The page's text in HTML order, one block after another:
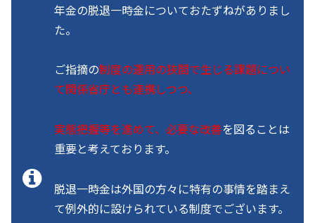
年金の脱退一時金についておたずねがありまし
た。
ご指摘の制度の運用の狭間で生じる課題につい
て関係省庁とも連携しつつ、
実態把握等を進めて、必要な改善を図ることは
重要と考えております。
脱退一時金は外国の方々に特有の事情を踏まえ
て例外的に設けられている制度でございます。